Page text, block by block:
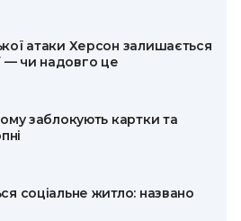
атаки Херсон залишається
— чи надовго це
заблокують картки та
соціальне житло: названо